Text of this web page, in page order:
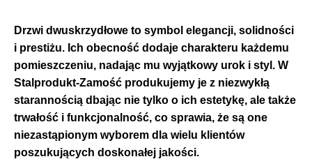
Drzwi dwuskrzydłowe to symbol elegancji, solidności
i prestiżu. Ich obecność dodaje charakteru każdemu
pomieszczeniu, nadając mu wyjątkowy urok i styl. W
Stalprodukt-Zamość produkujemy je z niezwykłą
starannością dbając nie tylko o ich estetykę, ale także
trwałość i funkcjonalność, co sprawia, że są one
niezastąpionym wyborem dla wielu klientów
poszukujących doskonałej jakości.